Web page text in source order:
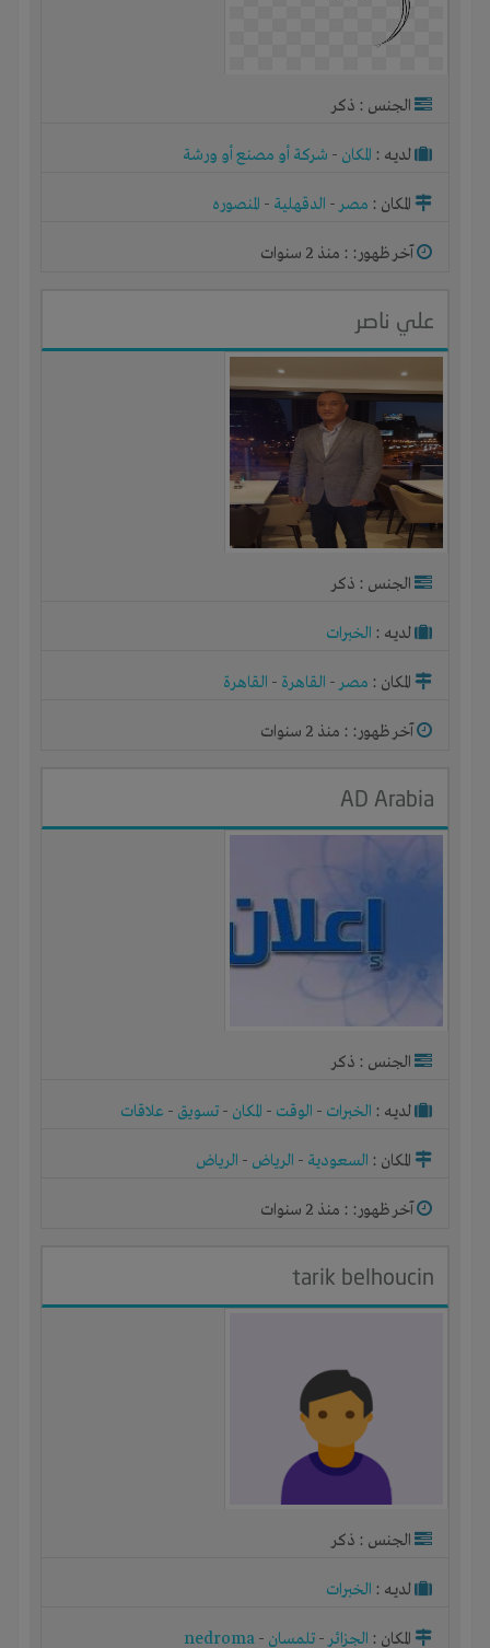
الجنس : ذكر
لديـه : المكان - شركة أو مصنع أو ورشة
المكان : مصر- الدقهلية - المنصوره
آخر ظهور: : منذ 2 سنوات
علي ناصر
الجنس : ذكر
لديـه : الخبرات
المكان : مصر- القاهرة - القاهرة
آخر ظهور: : منذ 2 سنوات
AD Arabia
الجنس : ذكر
لديـه : الخبرات - الوقت - المكان - تسويق - علاقات
المكان : السعودية - الرياض - الرياض
آخر ظهور: : منذ 2 سنوات
tarik belhoucin
الجنس : ذكر
لديـه : الخبرات
المكان : الجزائر- تلمسان -
nedroma